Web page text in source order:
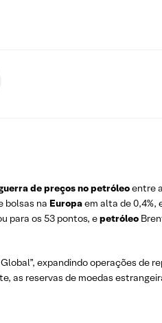
de preços no petróleoentre
bolsas na Europaem alta de0,4%,
para os 53 pontos, epetróleo
expandindo operações de
as reservas de moedas